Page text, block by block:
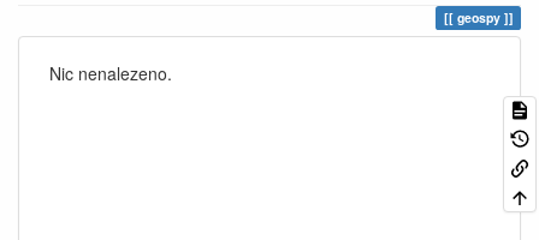
geospy
Nic nenalezeno.